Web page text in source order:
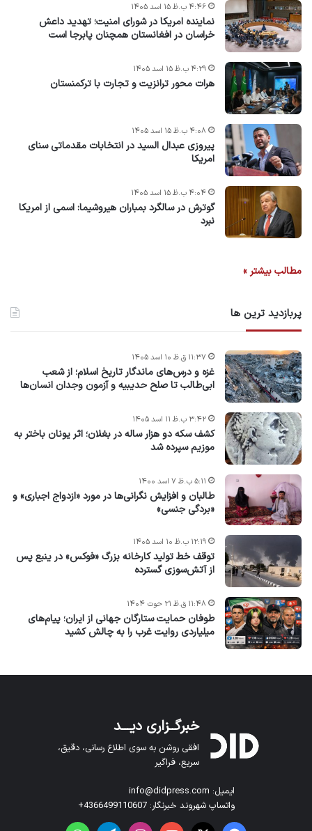
نماینده امریکا در شورای امنیت؛ تهدید داعش
خراسان در افغانستان همچنان پابرجا است
۴:۴۶ ب.ظ ۱۵ اسد ۱۴۰۵
هرات محور ترانزیت و تجارت با ترکمنستان
۴:۲۹ ب.ظ ۱۵ اسد ۱۴۰۵
پیروزی عبدال السید در انتخابات مقدماتی سنای
امریکا
۴:۰۸ ب.ظ ۱۵ اسد ۱۴۰۵
گوترش در سالگرد بمباران هیروشیما: اسمی از امریکا
نبرد
۴:۰۴ ب.ظ ۱۵ اسد ۱۴۰۵
مطالب بیشتر »
پربازدید ترین ها
غزه و درس‌های ماندگار تاریخ اسلام؛ از شعب
ابی‌طالب تا صلح حدیبیه و آزمون وجدان انسان‌ها
۱۱:۳۷ ق.ظ ۱۰ اسد ۱۴۰۵
کشف سکه دو هزار ساله در بغلان؛ اثر یونان باختر به
موزیم سپرده شد
۳:۴۲ ب.ظ ۱۱ اسد ۱۴۰۵
طالبان و افزایش نگرانی‌ها در مورد «ازدواج اجباری» و
«بردگی جنسی»
۵:۱۱ ب.ظ ۷ اسد ۱۴۰۰
توقف خط تولید کارخانه بزرگ «فوکس» در ینبع پس
از آتش‌سوزی گسترده
۱۲:۱۹ ب.ظ ۱۰ اسد ۱۴۰۵
طوفان حمایت ستارگان جهانی از ایران؛ پیام‌های
میلیاردی روایت غرب را به چالش کشید
۱۱:۴۸ ق.ظ ۲۱ حوت ۱۴۰۴
خبرگــزاری دیـــد
افقی روشن به سوی اطلاع رسانی، دقیق،
سریع، فراگیر
ایمیل: info@didpress.com
واتساپ شهروند خبرنگار: 4366499110607+